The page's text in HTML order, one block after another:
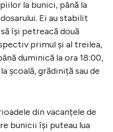
la bunici, până la
Ei au stabilit
își petreacă două
primul și al treilea,
duminică la ora 18:00,
școală, grădiniță sau de
din vacanțele de
bunicii își puteau lua